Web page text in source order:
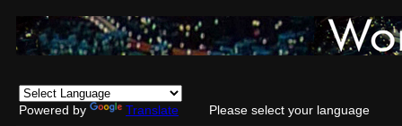
Powered by Translate
Please select your language